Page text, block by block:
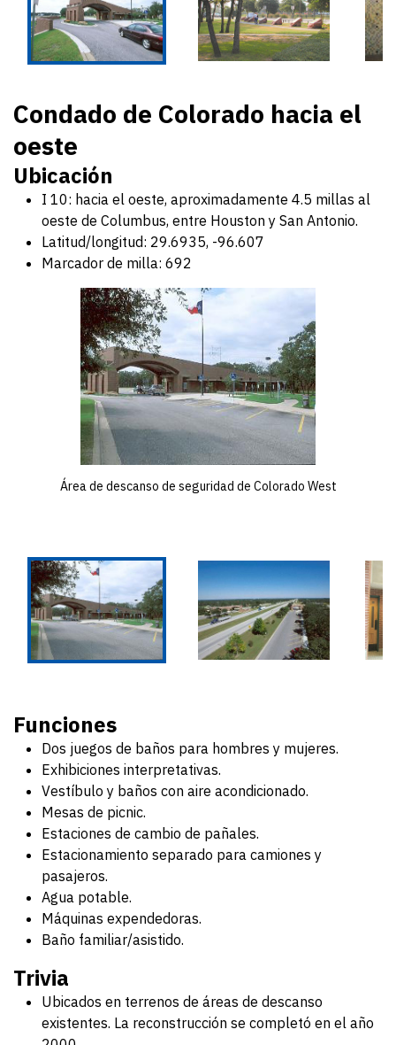
Condado de Colorado hacia el
oeste
Ubicación
I 10: hacia el oeste, aproximadamente 4.5 millas al
oeste de Columbus, entre Houston y San Antonio.
Latitud/longitud: 29.6935, -96.607
Marcador de milla: 692
Área de descanso de seguridad de Colorado West
Funciones
Dos juegos de baños para hombres y mujeres.
Exhibiciones interpretativas.
Vestíbulo y baños con aire acondicionado.
Mesas de picnic.
Estaciones de cambio de pañales.
Estacionamiento separado para camiones y
pasajeros.
Agua potable.
Máquinas expendedoras.
Baño familiar/asistido.
Trivia
Ubicados en terrenos de áreas de descanso
existentes. La reconstrucción se completó en el año